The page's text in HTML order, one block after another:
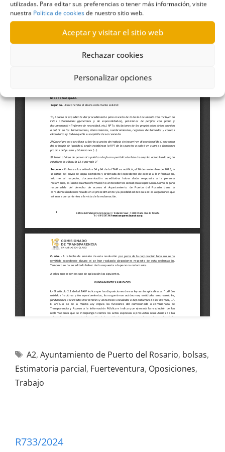
utilizadas. Para editar sus preferencias o tener más información, visite
nuestra Política de cookiesde nuestro sitio web.
Aceptar y visitar el sitio web
Rechazar cookies
Personalizar opciones
A2, Ayuntamiento de Puerto del Rosario, bolsas,
Estimatoria parcial, Fuerteventura, Oposiciones,
Trabajo
R733/2024